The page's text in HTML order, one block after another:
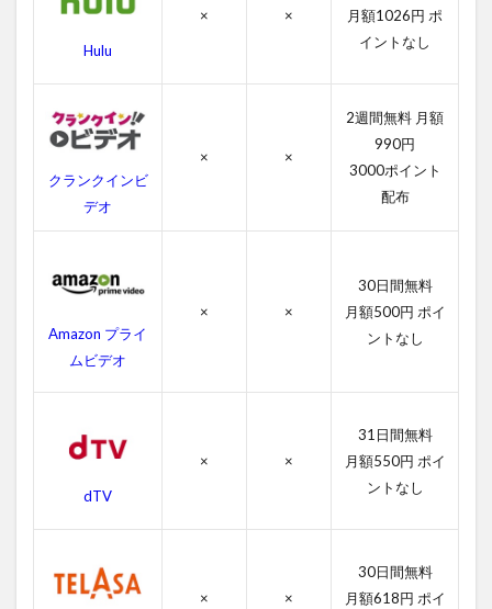
吹き
動画
3
ブ
イ
デ
ド
の
ら
の
Hulu
× ×
月額1026円 ポ
イントなし
クランクインビ
デオ
× ×
2週間無料 月額
990円
3000ポイント
配布
Amazon プライ
ムビデオ
× ×
30日間無料
月額500円 ポイ
ントなし
dTV
× ×
31日間無料
月額550円 ポイ
ントなし
× ×
30日間無料
月額618円 ポイ